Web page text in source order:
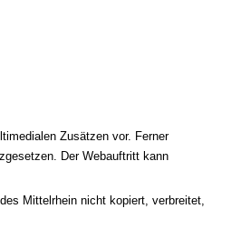
Zusätzen vor. Ferner
Der Webauftritt kann
Mittelrhein nicht kopiert, verbreitet,